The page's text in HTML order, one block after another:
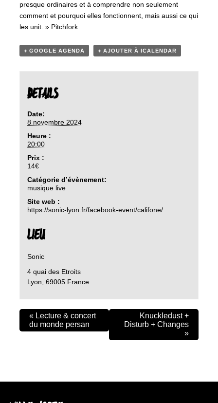
presque ordinaires et à comprendre non seulement
comment et pourquoi elles fonctionnent, mais aussi ce qui
les unit. » Pitchfork
+ GOOGLE AGENDA + AJOUTER À ICALENDAR
DETAILS
Date:
8 novembre 2024
Heure :
20:00
Prix :
14€
Catégorie d’évènement:
musique live
Site web :
https://sonic-lyon.fr/facebook-event/califone/
LIEU
Sonic
4 quai des Etroits
Lyon 69005 France
« Lecture & concert
du monde persan
Knuckledust +
Disturb + Changes
»